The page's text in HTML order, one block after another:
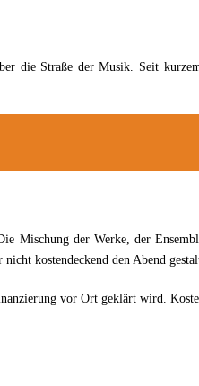
die Straße der Musik. Seit
Mischung der Werke, der
kostendeckend den Abend
vor Ort geklärt wird.